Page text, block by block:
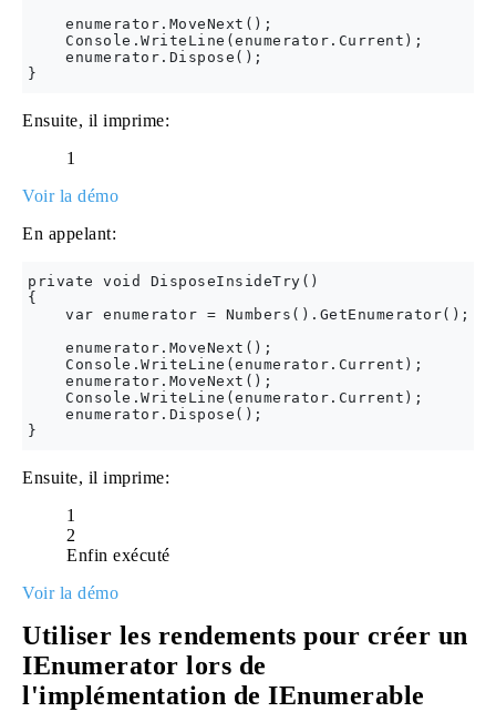
    enumerator.MoveNext();
    Console.WriteLine(enumerator.Current);
    enumerator.Dispose();
Ensuite, il imprime:
1
Voir la démo
En appelant:
private void DisposeInsideTry()
{
    var enumerator = Numbers().GetEnumerator();
    enumerator.MoveNext();
    Console.WriteLine(enumerator.Current);
    enumerator.MoveNext();
    Console.WriteLine(enumerator.Current);
    enumerator.Dispose();
Ensuite, il imprime:
1
2
Enfin exécuté
Voir la démo
Utiliser les rendements pour créer un
IEnumerator lors de
l'implémentation de IEnumerable